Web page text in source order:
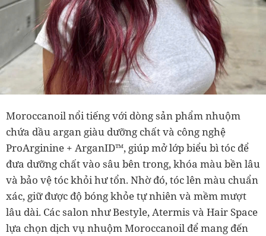
Moroccanoil nổi tiếng với dòng sản phẩm nhuộm
chứa dầu argan giàu dưỡng chất và công nghệ
ProArginine + ArganID™, giúp mở lớp biểu bì tóc để
đưa dưỡng chất vào sâu bên trong, khóa màu bền lâu
và bảo vệ tóc khỏi hư tổn. Nhờ đó, tóc lên màu chuẩn
xác, giữ được độ bóng khỏe tự nhiên và mềm mượt
lâu dài. Các salon như Bestyle, Atermis và Hair Space
lựa chọn dịch vụ nhuộm Moroccanoil để mang đến